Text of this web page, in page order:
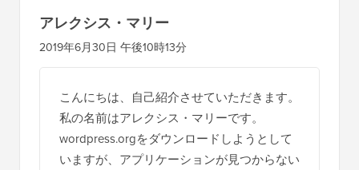
の
イ
ン
アレクシス・マリー
2019年6月30日 午後10時13分
こんにちは、自己紹介させていただきます。
私の名前はアレクシス・マリーです。
wordpress.orgをダウンロードしようとして
いますが、アプリケーションが見つからない